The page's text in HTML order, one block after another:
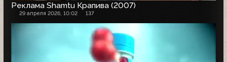
Реклама Shamtu Крапива (2007)
29 апреля 2026, 10:02 137